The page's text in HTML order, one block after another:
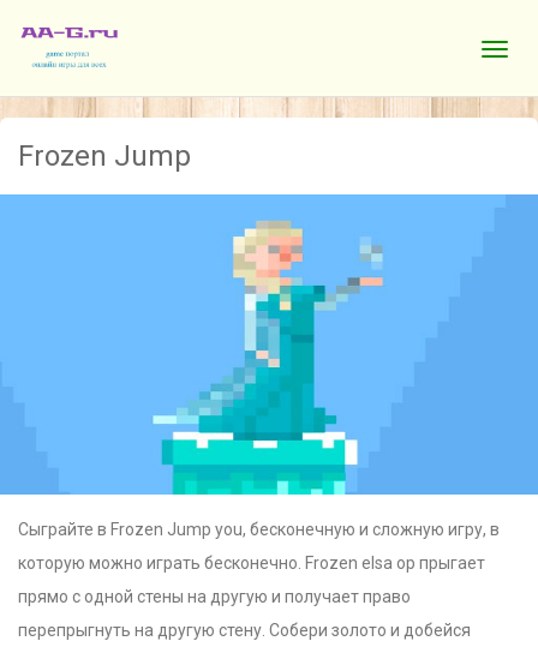
Frozen Jump
Сыграйте в Frozen Jump you, бесконечную и сложную игру, в
которую можно играть бесконечно. Frozen elsa op прыгает
прямо с одной стены на другую и получает право
перепрыгнуть на другую стену. Собери золото и добейся